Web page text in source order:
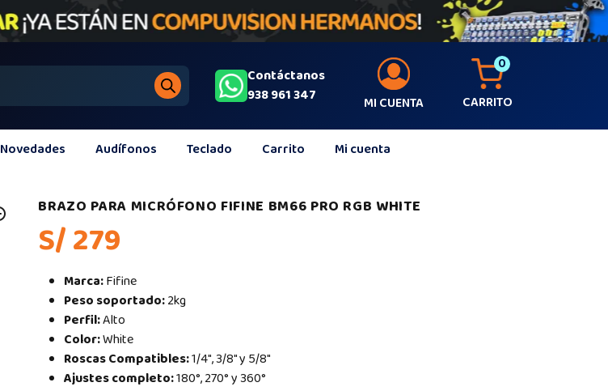
Contáctanos
938 961 347
MI CUENTA
0
CARRITO
Novedades Audífonos Teclado Carrito Mi cuenta
BRAZO PARA MICRÓFONO FIFINE BM66 PRO RGB WHITE
S/ 279
Marca:Fifine
Peso soportado:2kg
Perfil:Alto
Color:White
Roscas Compatibles:1/4″, 3/8″ y 5/8″
Ajustes completo:180°, 270° y 360°